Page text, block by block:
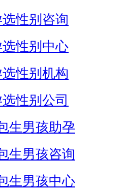
性别咨询
选性别中心
性别机构
性别公司
生男孩助孕
生男孩咨询
生男孩中心